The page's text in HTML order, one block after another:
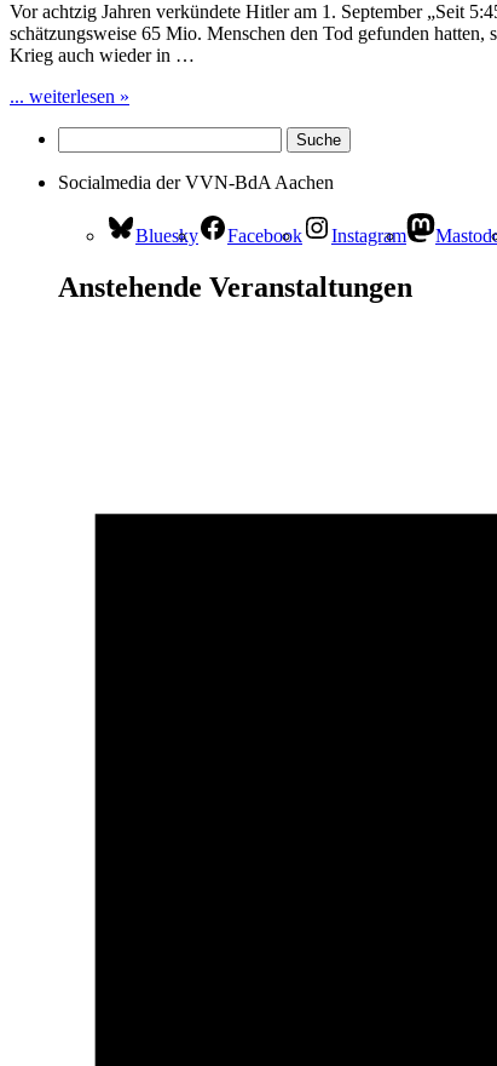
Vor achtzig Jahren verkündete Hitler am 1. September „Seit
schätzungsweise 65 Mio. Menschen den Tod gefunden
Krieg auch wieder in …
... weiterlesen »
Socialmedia der VVN-BdA Aachen
Bluesky Facebook Instagram
Anstehende Veranstaltungen